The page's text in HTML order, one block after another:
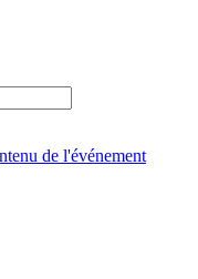
de l'événement